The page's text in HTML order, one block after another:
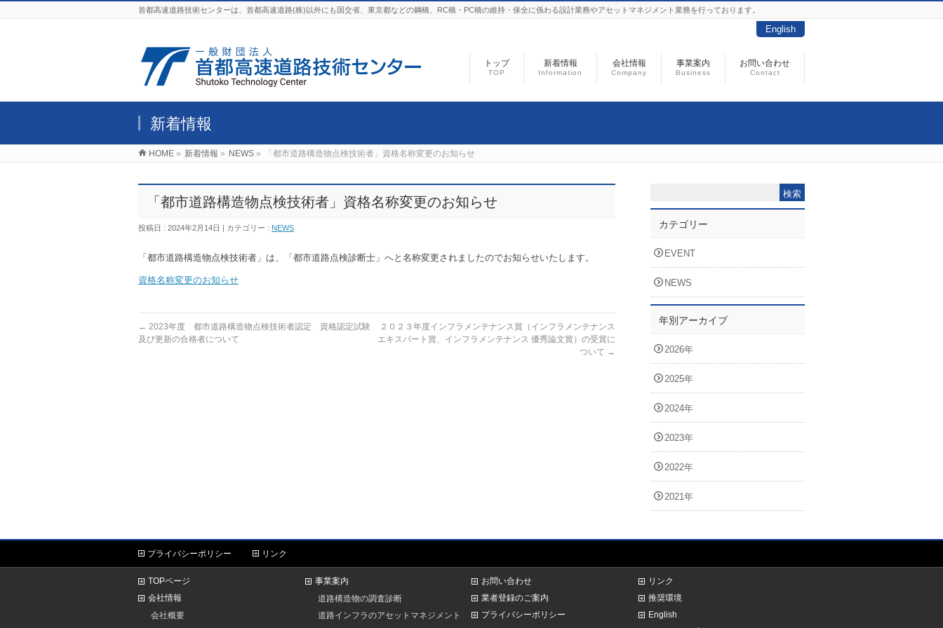
首都高速道路技術センターは、首都高速道路(株)以外にも国交省、東京都などの鋼橋、RC橋・PC橋の維持・保全に係わる設計業務やアセットマネジメント業務を行っております。
English
トップ
TOP
新着情報
Information
会社情報
Company
事業案内
Business
お問い合わせ
Contact
新着情報
HOME » 新着情報 » NEWS » 「都市道路構造物点検技術者」資格名称変更のお知らせ
「都市道路構造物点検技術者」資格名称変更のお知らせ
投稿日 : 2024年2月14日 カテゴリー : NEWS
「都市道路構造物点検技術者」は、「都市道路点検診断士」へと名称変更されましたのでお知らせいたします。
資格名称変更のお知らせ
← 2023年度 都市道路構造物点検技術者認定 資格認定試験
及び更新の合格者について
２０２３年度インフラメンテナンス賞（インフラメンテナンス
エキスパート賞、インフラメンテナンス 優秀論文賞）の受賞に
ついて →
カテゴリー
EVENT
NEWS
年別アーカイブ
2026年
2025年
2024年
2023年
2022年
2021年
プライバシーポリシー リンク
TOPページ
会社情報
会社概要
事業案内
道路構造物の調査診断
道路インフラのアセットマネジメント
お問い合わせ
業者登録のご案内
プライバシーポリシー
リンク
推奨環境
English